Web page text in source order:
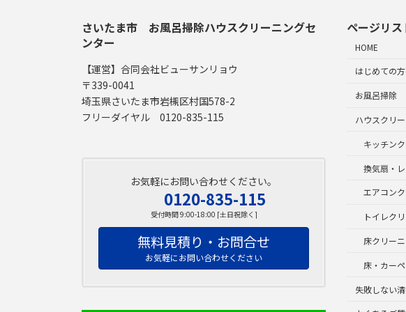
さいたま市 お風呂掃除ハウスクリーニングセ
ンター
【運営】合同会社ビューサンリョウ
〒339-0041
埼玉県さいたま市岩槻区村国578-2
フリーダイヤル 0120-835-115
お気軽にお問い合わせください。
0120-835-115
受付時間 9:00-18:00 [土日祝除く]
無料見積り・お問合せ
お気軽にお問い合わせください
ページリス
HOME
はじめての
お風呂掃除
ハウスクリ
キッチン
換気扇・
エアコン
トイレク
床クリー
床・カー
失敗しない